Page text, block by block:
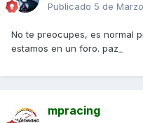
Publicado 5 de
No te preocupes, es normal
estamos en un foro. paz_
mpracing